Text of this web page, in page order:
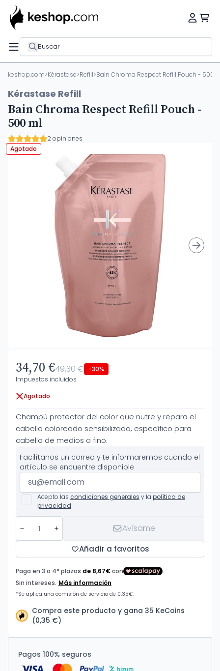
Buscar
keshop.com>Kérastase>Refill>Bain Chroma Respect Refill Pouch - 500
Kérastase Refill
Bain Chroma Respect Refill Pouch -
500 ml
2 opiniones
Agotado
34,70 €49,30 € -30%
Impuestos incluidos
Agotado
Champú protector del color que nutre y repara el
cabello coloreado sensibilizado, específico para
cabello de medios a fino.
Facilítanos un correo y te informaremos cuando el
artículo se encuentre disponible
Acepto las condiciones generales y la política de
privacidad
Avísame
Añadir a favoritos
Compra este producto y gana 35 KeCoins
(0,35 €)
Pagos 100% seguros